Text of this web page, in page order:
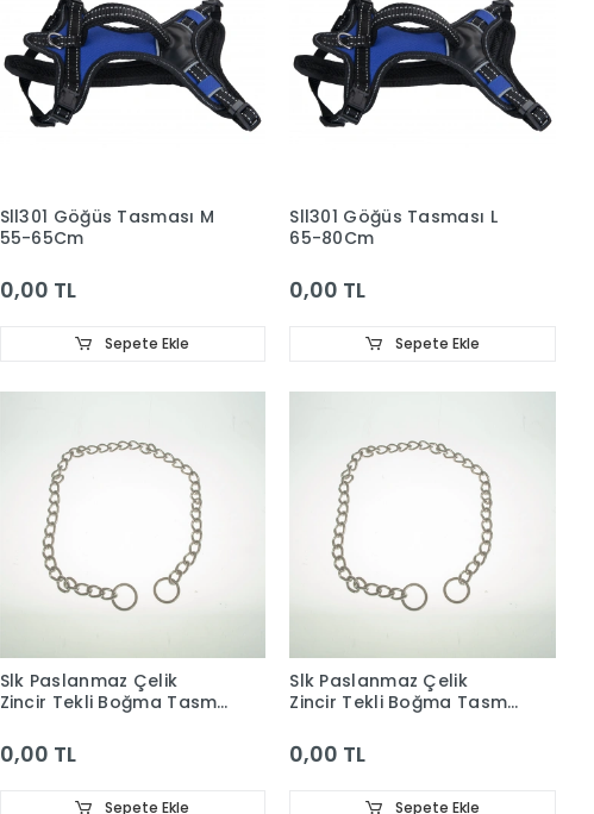
Sll301 Göğüs Tasması M
55-65Cm
0,00 TL
Sepete Ekle
Sll301 Göğüs Tasması L
65-80Cm
0,00 TL
Sepete Ekle
Slk Paslanmaz Çelik
Zincir Tekli Boğma Tasma
0,00 TL
Sepete Ekle
Slk Paslanmaz Çelik
Zincir Tekli Boğma Tasma
0,00 TL
Sepete Ekle